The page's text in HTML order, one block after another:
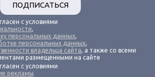
ПОДПИСАТЬСЯ
с условиями
,
персональных данных,
персональных данных,
владельца сайта, а также со всеми
размещенными на сайте
с условиями
рекламы